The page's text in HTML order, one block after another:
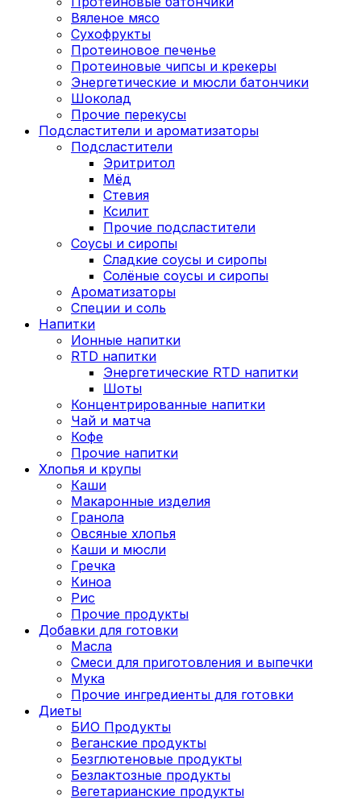
Вяленое мясо
Сухофрукты
Протеиновое печенье
Протеиновые чипсы и крекеры
Энергетические и мюсли батончики
Шоколад
Прочие перекусы
Подсластители и ароматизаторы
Подсластители
Эритритол
Мёд
Стевия
Ксилит
Прочие подсластители
Соусы и сиропы
Сладкие соусы и сиропы
Солёные соусы и сиропы
Ароматизаторы
Специи и соль
Напитки
Ионные напитки
RTD напитки
Энергетические RTD напитки
Шоты
Концентрированные напитки
Чай и матча
Кофе
Прочие напитки
Хлопья и крупы
Каши
Макаронные изделия
Гранола
Овсяные хлопья
Каши и мюсли
Гречка
Киноа
Рис
Прочие продукты
Добавки для готовки
Масла
Смеси для приготовления и выпечки
Мука
Прочие ингредиенты для готовки
Диеты
БИО Продукты
Веганские продукты
Безглютеновые продукты
Безлактозные продукты
Вегетарианские продукты